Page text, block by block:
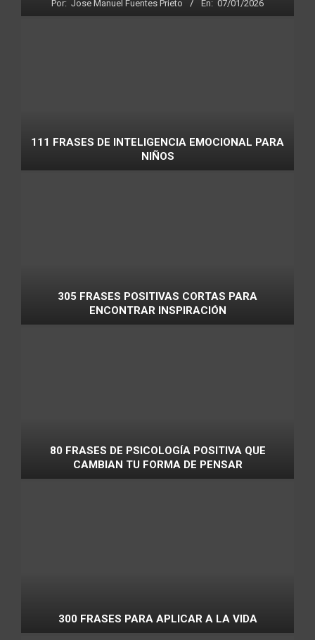
Por: Jose Manuel Fuentes Prieto En: 07/01/2026
111 FRASES DE INTELIGENCIA EMOCIONAL PARA
NIÑOS
305 FRASES POSITIVAS CORTAS PARA
ENCONTRAR INSPIRACIÓN
80 FRASES DE PSICOLOGÍA POSITIVA QUE
CAMBIAN TU FORMA DE PENSAR
300 FRASES PARA APLICAR A LA VIDA